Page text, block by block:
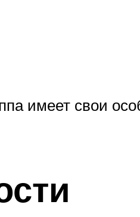
имеет свои